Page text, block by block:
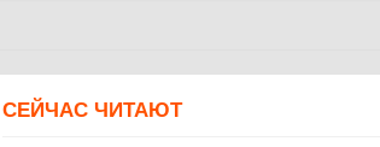
СЕЙЧАС ЧИТАЮТ